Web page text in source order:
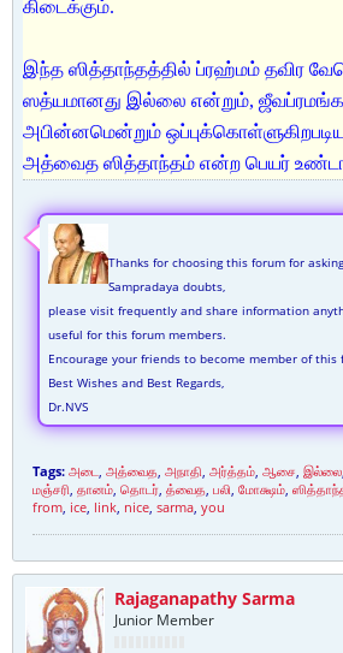
கிடைக்கும்.
இந்த ஸித்தாந்தத்தில் ப்ரஹ்மம் தவிர
ஸத்யமானது இல்லை என்றும்,
அபின்னமென்றும்
அத்வைத ஸித்தாந்தம் என்ற பெயர்
Thanks for choosing this forum for
Sampradaya doubts,
please visit frequently and share information
useful for this forum members.
Encourage your friends to become member of this
Best Wishes and Best Regards,
Dr.NVS
Tags: அடை, அத்வைத, அநாதி, அர்த்தம், ஆசை, இல்லை,
மஞ்சரி, தானம், தொடர், த்வைத, பலி, மோக்ஷம்,
from, ice, link, nice, sarma, you
Rajaganapathy Sarma
Junior Member